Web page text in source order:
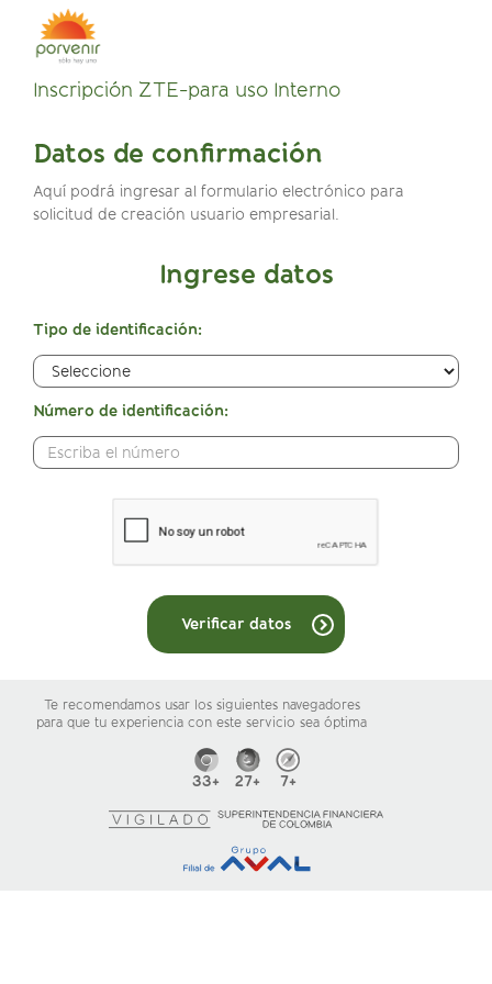
Inscripción ZTE-para uso Interno
Datos de confirmación
Aquí podrá ingresar al formulario electrónico para
solicitud de creación usuario empresarial.
Ingrese datos
Tipo de identificación:
Número de identificación:
Verificar datos
Te recomendamos usar los siguientes navegadores
para que tu experiencia con este servicio sea óptima
33+ 27+ 7+